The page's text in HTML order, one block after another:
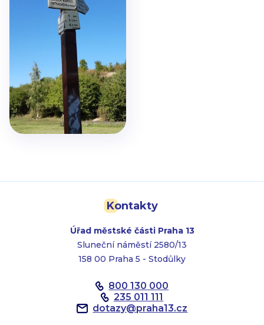
Kontakty
Úřad městské části Praha 13
Sluneční náměstí 2580/13
158 00 Praha 5 - Stodůlky
800 130 000
235 011 111
dotazy@praha13.cz